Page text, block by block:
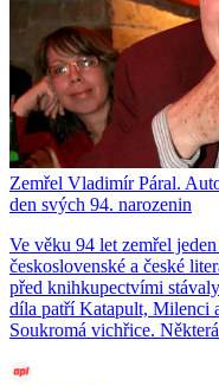
Zemřel Vladimír Páral.
den svých 94. narozenin
Ve věku 94 let zemřel
československé a české
před knihkupectvími
díla patří Katapult, Milenci
Soukromá vichřice.